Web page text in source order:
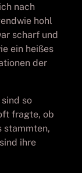
nach
hohl
scharf und
ein heißes
der
so
fragte, ob
stammten,
ihre